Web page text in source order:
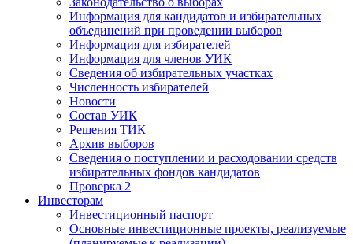
Информация для кандидатов и избирательных
объединений при проведении выборов
Информация для избирателей
Информация для членов УИК
Сведения об избирательных участках
Численность избирателей
Новости
Состав УИК
Решения ТИК
Архив выборов
Сведения о поступлении и расходовании средств
избирательных фондов кандидатов
Проверка 2
Инвесторам
Инвестиционный паспорт
Основные инвестиционные проекты, реализуемые